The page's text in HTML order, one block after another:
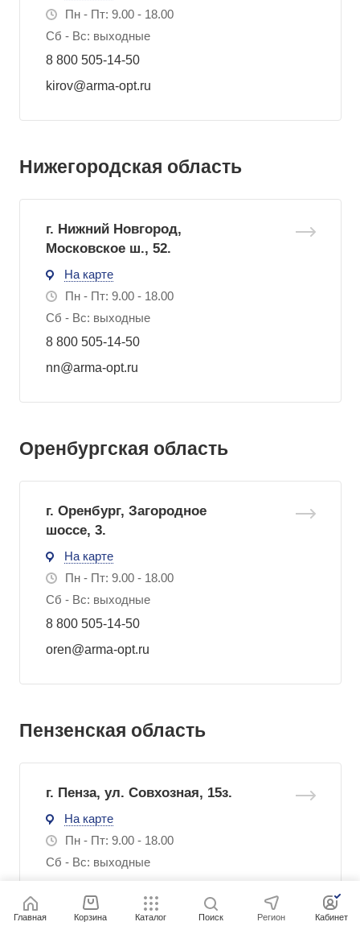
Пн - Пт: 9.00 - 18.00
Сб - Вс: выходные
8 800 505-14-50
kirov@arma-opt.ru
Нижегородская область
г. Нижний Новгород,
Московское ш., 52.
На карте
Пн - Пт: 9.00 - 18.00
Сб - Вс: выходные
8 800 505-14-50
nn@arma-opt.ru
Оренбургская область
г. Оренбург, Загородное
шоссе, 3.
На карте
Пн - Пт: 9.00 - 18.00
Сб - Вс: выходные
8 800 505-14-50
oren@arma-opt.ru
Пензенская область
г. Пенза, ул. Совхозная, 15з.
На карте
Пн - Пт: 9.00 - 18.00
Сб - Вс: выходные
penza@arma-opt.ru
Главная Корзина Каталог Поиск Регион Кабинет